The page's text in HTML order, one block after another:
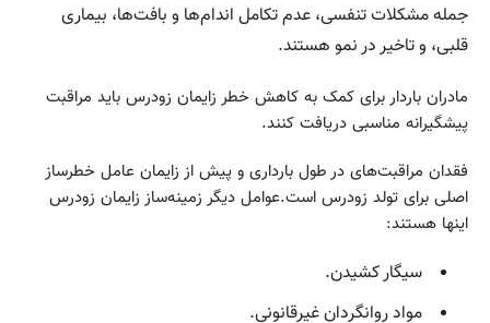
جمله مشکلات تنفسی، عدم تکامل اندام‌ها و بافت‌ها، بیماری‌
قلبی، و تاخیر در نمو هستند.
مادران باردار برای کمک به کاهش خطر زایمان زودرس باید مراقبت
پیشگیرانه مناسبی دریافت کنند.
فقدان مراقبت‌های در طول بارداری و پیش از زایمان عامل خطرساز
اصلی برای تولد زودرس است.عوامل دیگر زمینه‌ساز زایمان زودرس
اینها هستند:
سیگار کشیدن.
مواد روانگردان غیرقانونی.